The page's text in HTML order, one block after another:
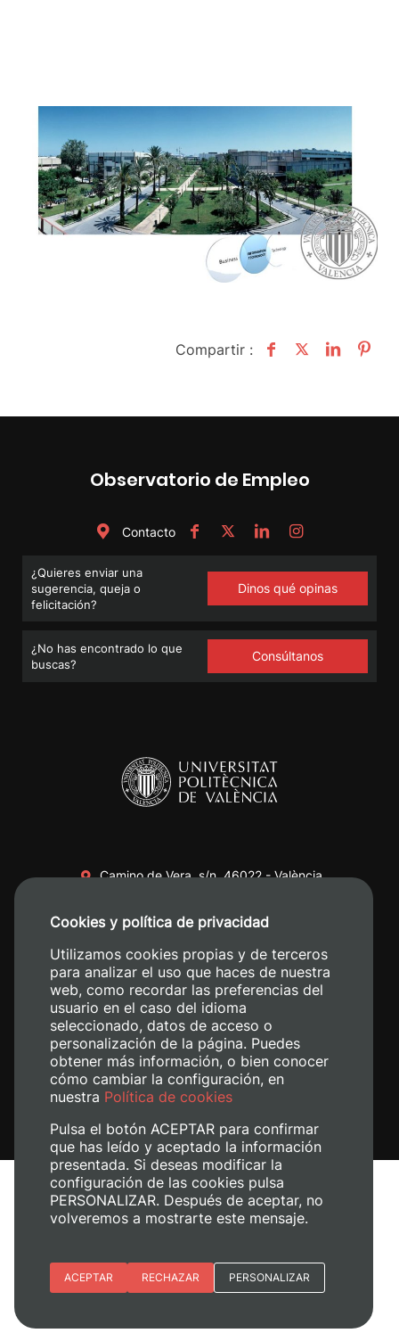
Compartir :
Observatorio de Empleo
Contacto
¿Quieres enviar una
sugerencia, queja o
felicitación?
Dinos qué opinas
¿No has encontrado lo que
buscas?
Consúltanos
Camino de Vera, s/n. 46022 - València
+34 620 04 00 50
Aviso legal
Política de cookies
Gestionar cookies
Cookies y política de privacidad
Utilizamos cookies propias y de terceros
para analizar el uso que haces de nuestra
web, como recordar las preferencias del
usuario en el caso del idioma
seleccionado, datos de acceso o
personalización de la página. Puedes
obtener más información, o bien conocer
cómo cambiar la configuración, en
nuestra Política de cookies
Pulsa el botón ACEPTAR para confirmar
que has leído y aceptado la información
presentada. Si deseas modificar la
configuración de las cookies pulsa
PERSONALIZAR. Después de aceptar, no
volveremos a mostrarte este mensaje.
Esenciales
ACEPTAR RECHAZAR PERSONALIZAR